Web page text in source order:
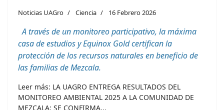
Noticias UAGro Ciencia 16 Febrero 2026
A través de un monitoreo participativo, la máxima
casa de estudios y Equinox Gold certifican la
protección de los recursos naturales en beneficio de
las familias de Mezcala.
Leer más: LA UAGRO ENTREGA RESULTADOS DEL
MONITOREO AMBIENTAL 2025 A LA COMUNIDAD DE
MEZCALA: SE CONFIRMA...